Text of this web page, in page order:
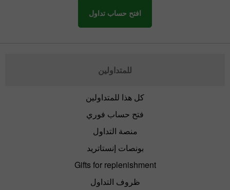
افتح حساب تداول
للمتداولين
كل هذا للمتداولين
فتح حساب فوري
منصة التداول
بونصات إنستاتريد
Gifts for replenishment
ظروف التداول